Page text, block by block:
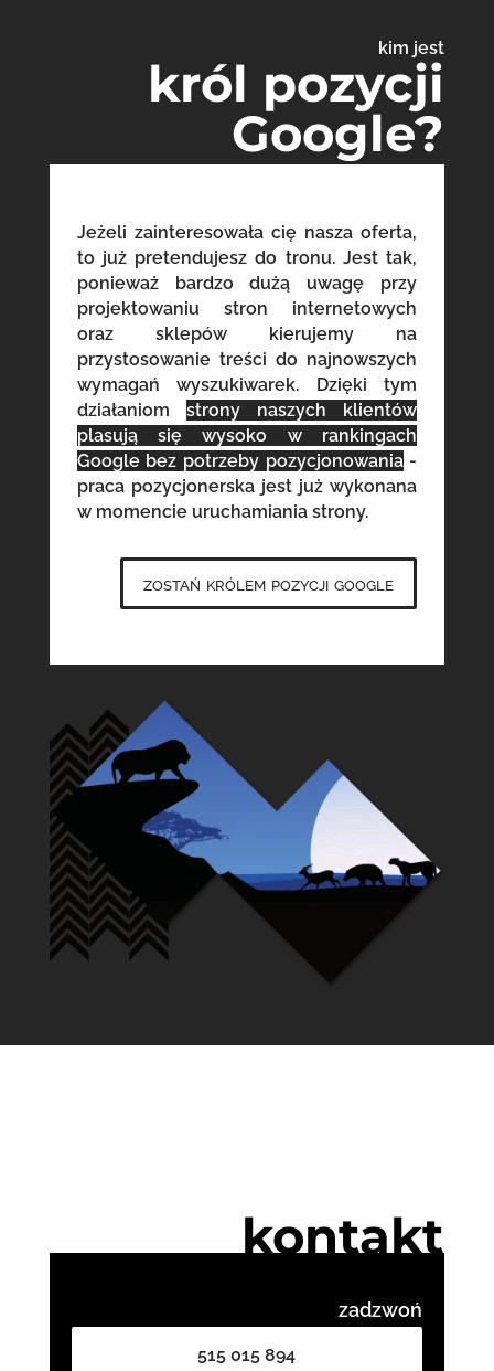
kim jest
król pozycji
Google?
Jeżeli zainteresowała cię nasza oferta,
to już pretendujesz do tronu. Jest tak,
ponieważ bardzo dużą uwagę przy
projektowaniu stron internetowych
oraz sklepów kierujemy na
przystosowanie treści do najnowszych
wymagań wyszukiwarek. Dzięki tym
działaniom strony naszych klientów
plasują się wysoko w rankingach
Google bez potrzeby pozycjonowania-
praca pozycjonerska jest już wykonana
w momencie uruchamiania strony.
zostań królem pozycji google
kontakt
zadzwoń
515 015 894